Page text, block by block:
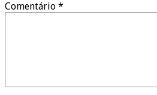
Comentário *